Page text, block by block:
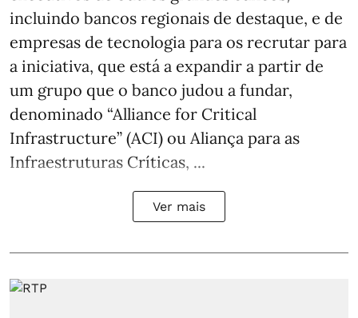
incluindo bancos regionais de destaque, e de
empresas de tecnologia para os recrutar para
a iniciativa, que está a expandir a partir de
um grupo que o banco judou a fundar,
denominado “Alliance for Critical
Infrastructure” (ACI) ou Aliança para as
Infraestruturas Críticas, ...
Ver mais